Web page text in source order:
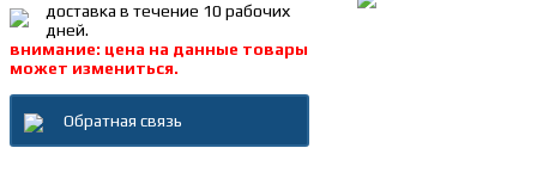
доставка в течение 10 рабочих
дней.
внимание: цена на данные товары
может измениться.
Обратная связь